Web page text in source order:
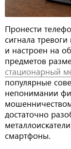
Пронести
сигнала
и настроен на
предметов
стационарный
популярные
непонимании
достаточно
смартфоны.